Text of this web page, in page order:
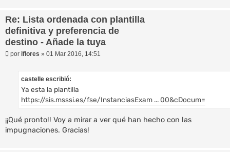
Re: Lista ordenada con plantilla
definitiva y preferencia de
destino - Añade la tuya
M
por iflores » 01 Mar 2016, 14:51
castelle escribió:
Ya esta la plantilla
https://sis.msssi.es/fse/InstanciasExam ... 00&cDocum=
¡¡Qué pronto!! Voy a mirar a ver qué han hecho con las
impugnaciones. Gracias!